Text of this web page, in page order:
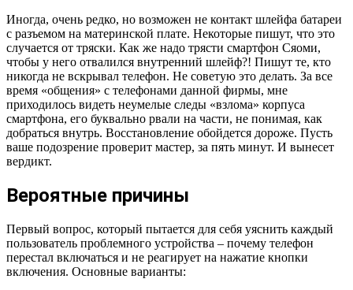
Иногда, очень редко, но возможен не контакт шлейфа батареи
с разъемом на материнской плате. Некоторые пишут, что это
случается от тряски. Как же надо трясти смартфон Сяоми,
чтобы у него отвалился внутренний шлейф?! Пишут те, кто
никогда не вскрывал телефон. Не советую это делать. За все
время «общения» с телефонами данной фирмы, мне
приходилось видеть неумелые следы «взлома» корпуса
смартфона, его буквально рвали на части, не понимая, как
добраться внутрь. Восстановление обойдется дороже. Пусть
ваше подозрение проверит мастер, за пять минут. И вынесет
вердикт.
Вероятные причины
Первый вопрос, который пытается для себя уяснить каждый
пользователь проблемного устройства – почему телефон
перестал включаться и не реагирует на нажатие кнопки
включения. Основные варианты: